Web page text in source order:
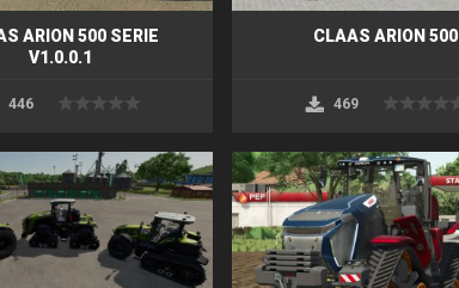
ARION 500 SERIE
V1.0.0.1
446
CLAAS ARION 500
469